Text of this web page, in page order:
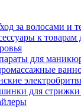
за волосами и
к товарам
для
для стрижки